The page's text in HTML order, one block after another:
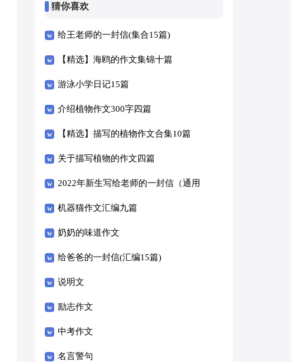
猜你喜欢
给王老师的一封信(集合15篇)
【精选】海鸥的作文集锦十篇
游泳小学日记15篇
介绍植物作文300字四篇
【精选】描写的植物作文合集10篇
关于描写植物的作文四篇
2022年新生写给老师的一封信（通用
8篇）
机器猫作文汇编九篇
奶奶的味道作文
给爸爸的一封信(汇编15篇)
说明文
励志作文
中考作文
名言警句